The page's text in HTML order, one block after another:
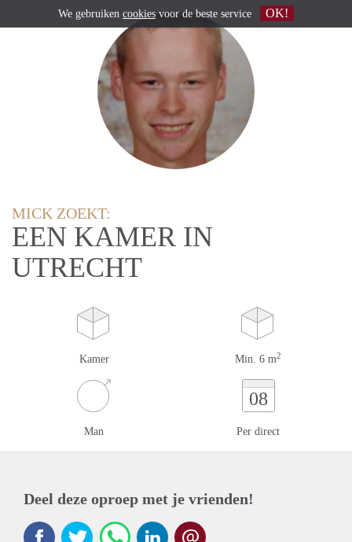
MICK ZOEKT:
EEN KAMER IN
UTRECHT
Kamer Min. 6 m2
Man
08
Per direct
Deel deze oproep met je vrienden!
We gebruiken cookies voor de beste service OK!